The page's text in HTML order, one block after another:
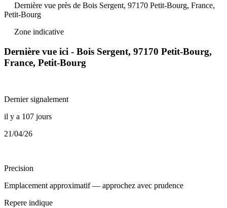
Dernière vue près de Bois Sergent, 97170 Petit-Bourg, France,
Petit-Bourg
Zone indicative
Dernière vue ici - Bois Sergent, 97170 Petit-Bourg,
France, Petit-Bourg
Dernier signalement
il y a 107 jours
21/04/26
Precision
Emplacement approximatif — approchez avec prudence
Repere indique